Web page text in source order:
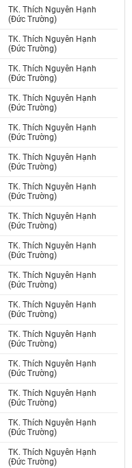
TK. Thích Nguyên Hạnh
(Đức Trường)
TK. Thích Nguyên Hạnh
(Đức Trường)
TK. Thích Nguyên Hạnh
(Đức Trường)
TK. Thích Nguyên Hạnh
(Đức Trường)
TK. Thích Nguyên Hạnh
(Đức Trường)
TK. Thích Nguyên Hạnh
(Đức Trường)
TK. Thích Nguyên Hạnh
(Đức Trường)
TK. Thích Nguyên Hạnh
(Đức Trường)
TK. Thích Nguyên Hạnh
(Đức Trường)
TK. Thích Nguyên Hạnh
(Đức Trường)
TK. Thích Nguyên Hạnh
(Đức Trường)
TK. Thích Nguyên Hạnh
(Đức Trường)
TK. Thích Nguyên Hạnh
(Đức Trường)
TK. Thích Nguyên Hạnh
(Đức Trường)
TK. Thích Nguyên Hạnh
(Đức Trường)
TK. Thích Nguyên Hạnh
(Đức Trường)